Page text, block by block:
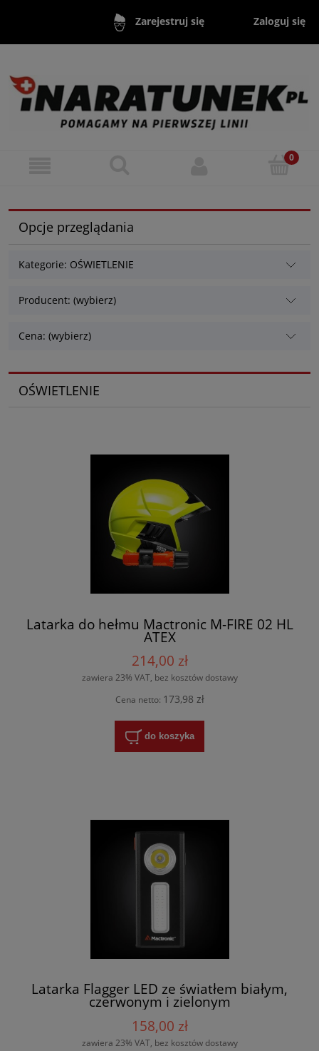
Zarejestruj się Zaloguj się
Opcje przeglądania
Kategorie: OŚWIETLENIE
Producent: (wybierz)
Cena: (wybierz)
OŚWIETLENIE
Latarka do hełmu Mactronic M-FIRE 02 HL
ATEX
214,00 zł
zawiera 23% VAT, bez kosztów dostawy
Cena netto: 173,98 zł
do koszyka
Latarka Flagger LED ze światłem białym,
czerwonym i zielonym
158,00 zł
zawiera 23% VAT, bez kosztów dostawy